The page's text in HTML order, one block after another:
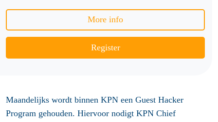
More info
Register
Maandelijks wordt binnen KPN een Guest Hacker
Program gehouden. Hiervoor nodigt KPN Chief